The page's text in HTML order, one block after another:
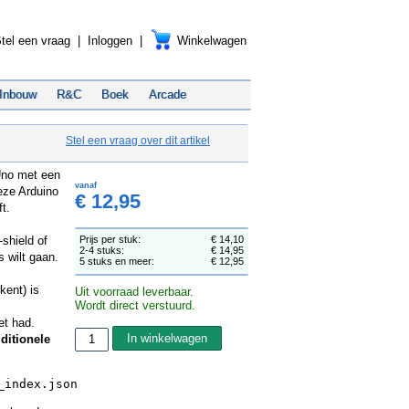
een vraag Inloggen Winkelwagen
Inbouw R&C Boek Arcade
Stel een vraag over dit artikel
met een
Arduino
shield of
wilt gaan.
is
had.
vanaf
€ 12,95
Prijs per stuk:
€ 14,10
2-4 stuks:
€ 14,95
5 stuks en meer:
€ 12,95
Uit voorraad leverbaar.
Wordt direct verstuurd.